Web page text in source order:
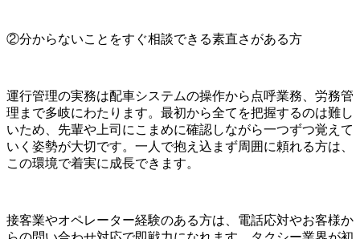
②分からないことをすぐ相談できる素直さがある方
運行管理の実務は配車システムの操作から点呼業務、労務管
理まで多岐にわたります。最初から全てを把握するのは難し
いため、先輩や上司にこまめに確認しながら一つずつ覚えて
いく姿勢が大切です。一人で抱え込まず周囲に頼れる方は、
この環境で着実に成長できます。
接客業やオペレーター経験のある方は、電話応対やお客様か